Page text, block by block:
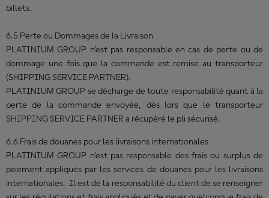
billets.
6.5 Perte ou Dommages de la Livraison
PLATINIUM GROUP n’est pas responsable en cas de perte ou de
dommage une fois que la commande est remise au transporteur
(SHIPPING SERVICE PARTNER).
PLATINIUM GROUP se décharge de toute responsabilité quant à la
perte de la commande envoyée, dès lors que le transporteur
SHIPPING SERVICE PARTNER a récupéré le pli sécurisé.
6.6 Frais de douanes pour les livraisons internationales
PLATINIUM GROUP n’est pas responsable des frais ou surplus de
paiement appliqués par les services de douanes pour les livraisons
internationales. Il est de la responsabilité du client de se renseigner